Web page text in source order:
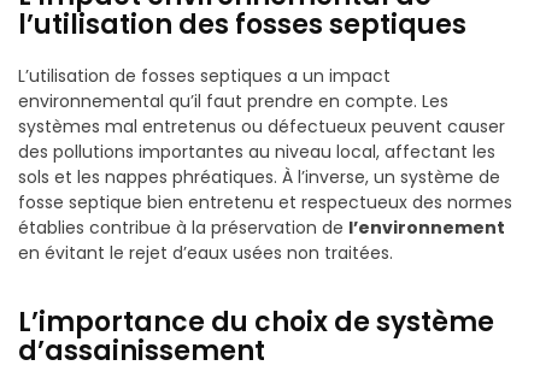
l’utilisation des fosses septiques
L’utilisation de fosses septiques a un impact
environnemental qu’il faut prendre en compte. Les
systèmes mal entretenus ou défectueux peuvent causer
des pollutions importantes au niveau local, affectant les
sols et les nappes phréatiques. À l’inverse, un système de
fosse septique bien entretenu et respectueux des normes
établies contribue à la préservation de l’environnement
en évitant le rejet d’eaux usées non traitées.
L’importance du choix de système
d’assainissement